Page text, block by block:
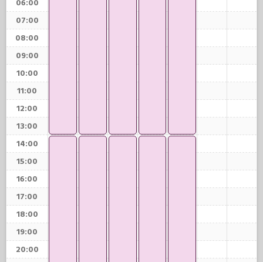
06:00
07:00
08:00
09:00
10:00
11:00
12:00
13:00
14:00
15:00
16:00
17:00
18:00
19:00
20:00